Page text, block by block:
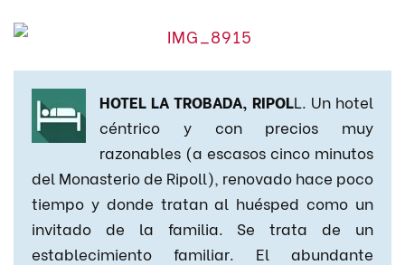
HOTEL LA TROBADA, RIPOLL. Un hotel
céntrico y con precios muy
razonables (a escasos cinco minutos
del Monasterio de Ripoll), renovado hace poco
tiempo y donde tratan al huésped como un
invitado de la familia. Se trata de un
establecimiento familiar. El abundante